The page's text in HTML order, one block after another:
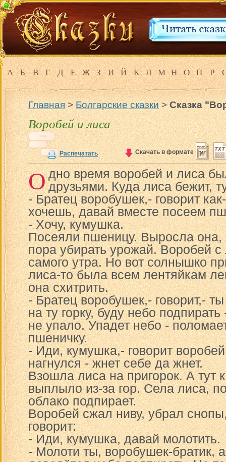
А Б В Г Д Е Ж З И Й К Л М Н О П Р
Главная>Болгарские сказки>Сказка
Воробей и лиса
Распечатать Скачать в формате
Одно время воробей и лиса
друзьями. Куда лиса бежит,
- Братец воробушек,- говорит
хочешь, давай вместе посеем
- Хочу, кумушка.
Посеяли пшеницу. Выросла
пора убирать урожай. Воробей
самого утра. Но вот солнышко
лиса-то была всем лентяйкам
она схитрить.
- Братец воробушек,- говорит,-
на ту горку, буду небо
не упало. Упадет небо -
пшеничку.
- Иди, кумушка,- говорит
нагнулся - жнет себе да жнет.
Взошла лиса на пригорок. А тут
выплыло из-за гор. Села лиса,
облако подпирает.
Воробей сжал ниву, убрал
говорит:
- Иди, кумушка, давай молотить.
- Молоти ты, воробушек-братик,